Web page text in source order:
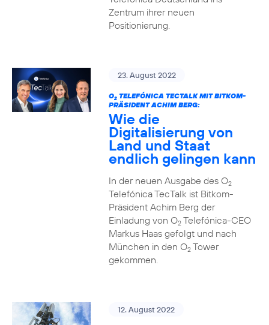
Zentrum ihrer neuen
Positionierung.
23. August 2022
O2TELEFÓNICA TECTALK MIT BITKOM-
PRÄSIDENT ACHIM BERG:
Wie die
Digitalisierung von
Land und Staat
endlich gelingen kann
In der neuen Ausgabe des O2
Telefónica TecTalk ist Bitkom-
Präsident Achim Berg der
Einladung von O2Telefónica-CEO
Markus Haas gefolgt und nach
München in den O2Tower
gekommen.
12. August 2022